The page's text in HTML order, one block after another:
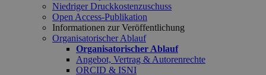
Niedriger Druckkostenzuschuss
Open Access-Publikation
Informationen zur Veröffentlichung
Organisatorischer Ablauf
Organisatorischer Ablauf
Angebot, Vertrag & Autorenrechte
ORCID & ISNI